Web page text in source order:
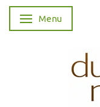
Skifte navigation
Menu